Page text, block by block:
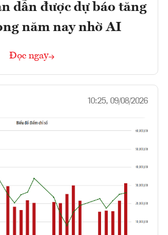
dẫn được dự báo tăng
năm nay nhờ AI
Đọc ngay
10:25, 09/08/2026